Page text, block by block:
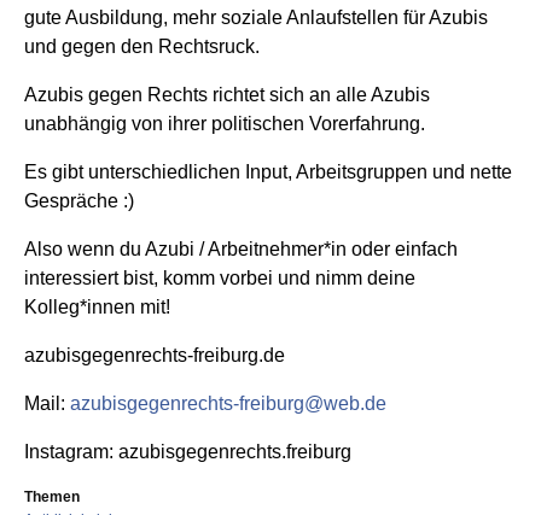
gute Ausbildung, mehr soziale Anlaufstellen für Azubis
und gegen den Rechtsruck.
Azubis gegen Rechts richtet sich an alle Azubis
unabhängig von ihrer politischen Vorerfahrung.
Es gibt unterschiedlichen Input, Arbeitsgruppen und nette
Gespräche :)
Also wenn du Azubi / Arbeitnehmer*in oder einfach
interessiert bist, komm vorbei und nimm deine
Kolleg*innen mit!
azubisgegenrechts-freiburg.de
Mail: azubisgegenrechts-freiburg@web.de
Instagram: azubisgegenrechts.freiburg
Themen